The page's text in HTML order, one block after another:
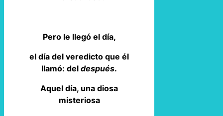
Pero le llegó el día,
el día del veredicto que él
llamó: deldespués.
Aquel día, una diosa
misteriosa